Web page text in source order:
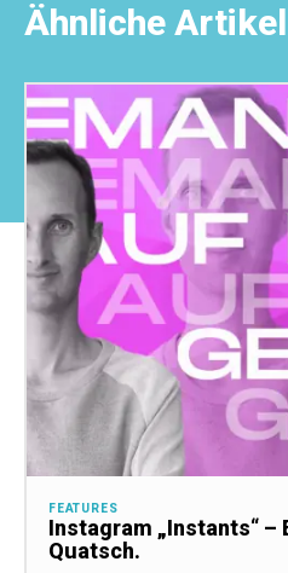
Ähnliche Artikel
FEATURES
Instagram „Instants“ –
Quatsch.